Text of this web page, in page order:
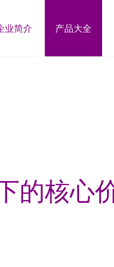
业简介 产品大全
的核心